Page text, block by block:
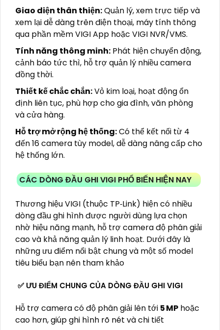
Giao diện thân thiện:Quản lý, xem trực tiếp và
xem lại dễ dàng trên điện thoại, máy tính thông
qua phần mềm VIGI App hoặc VIGI NVR/VMS.
Tính năng thông minh: Phát hiện chuyển động,
cảnh báo tức thì, hỗ trợ quản lý nhiều camera
đồng thời.
Thiết kế chắc chắn:Vỏ kim loại, hoạt động ổn
định liên tục, phù hợp cho gia đình, văn phòng
và cửa hàng.
Hỗ trợ mở rộng hệ thống:Có thể kết nối từ 4
đến 16 camera tùy model, dễ dàng nâng cấp cho
hệ thống lớn.
CÁC DÒNG ĐẦU GHI VIGI PHỔ BIẾN HIỆN NAY
Thương hiệu VIGI (thuộc TP‑Link) hiện có nhiều
dòng đầu ghi hình được người dùng lựa chọn
nhờ hiệu năng mạnh, hỗ trợ camera độ phân giải
cao và khả năng quản lý linh hoạt. Dưới đây là
những ưu điểm nổi bật chung và một số model
tiêu biểu bạn nên tham khảo
✅ ƯU ĐIỂM CHUNG CỦA DÒNG ĐẦU GHI VIGI
Hỗ trợ camera có độ phân giải lên tới 5 MP hoặc
cao hơn, giúp ghi hình rõ nét và chi tiết